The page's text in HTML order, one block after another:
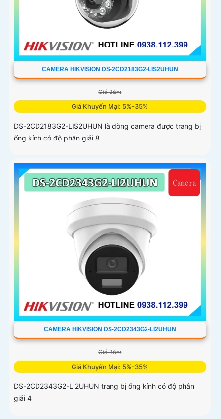
CAMERA HIKVISION DS-2CD2183G2-LIS2UHUN
Giá Bán:
Giá Khuyến Mại: 5%-35%
DS-2CD2183G2-LIS2UHUN là dòng camera được trang bị
ống kính có độ phân giải 8
CAMERA HIKVISION DS-2CD2343G2-LI2UHUN
Giá Bán:
Giá Khuyến Mại: 5%-35%
DS-2CD2343G2-LI2UHUN trang bị ống kính có độ phân
giải 4